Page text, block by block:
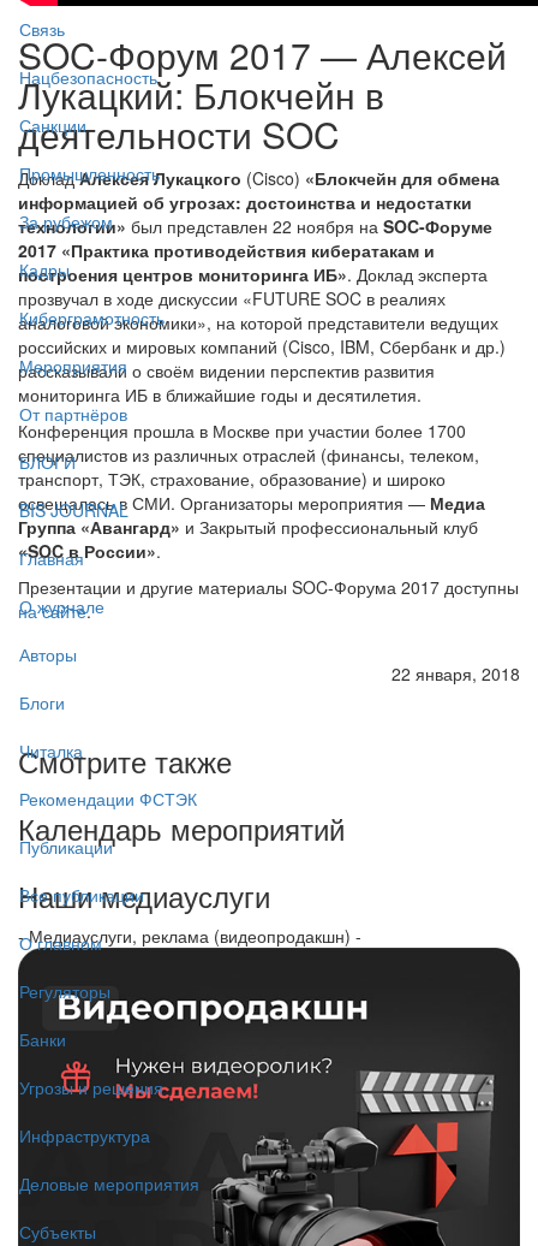
Связь
Нацбезопасность
Санкции
Промышленность
За рубежом
Кадры
Киберграмотность
Мероприятия
От партнёров
БЛОГИ
BIS JOURNAL
Главная
О журнале
Авторы
Блоги
Читалка
Рекомендации ФСТЭК
Публикации
Все публикации
О главном
Регуляторы
Банки
Угрозы и решения
Инфраструктура
Деловые мероприятия
Субъекты
SOC-Форум 2017 — Алексей
Лукацкий: Блокчейн в
деятельности SOC
ДокладАлексея Лукацкого (Cisco) «Блокчейн для обмена
информацией об угрозах: достоинства и недостатки
технологии» был представлен 22 ноября на SOC-Форуме
2017 «Практика противодействия кибератакам и
построения центров мониторинга ИБ». Доклад эксперта
прозвучал в ходе дискуссии «FUTURE SOC в реалиях
аналоговой экономики», на которой представители ведущих
российских и мировых компаний (Cisco, IBM, Сбербанк и др.)
рассказывали о своём видении перспектив развития
мониторинга ИБ в ближайшие годы и десятилетия.
Конференция прошла в Москве при участии более 1700
специалистов из различных отраслей (финансы, телеком,
транспорт, ТЭК, страхование, образование) и широко
освещалась в СМИ. Организаторы мероприятия — Медиа
Группа «Авангард» и Закрытый профессиональный клуб
«SOC в России».
Презентации и другие материалы SOC-Форума 2017 доступны
на сайте.
22 января, 2018
Смотрите также
Календарь мероприятий
Наши медиауслуги
- Медиауслуги, реклама (видеопродакшн) -